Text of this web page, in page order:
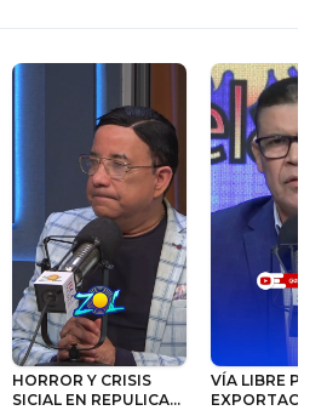
HORROR Y CRISIS
SICIAL EN REPULICA
VÍA LIBRE